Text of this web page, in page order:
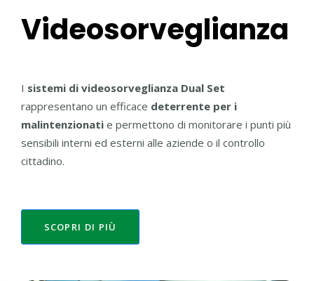
Videosorveglianza
I sistemi di videosorveglianza Dual Set
rappresentano un efficace deterrente per i
malintenzionati e permettono di monitorare i punti più
sensibili interni ed esterni alle aziende o il controllo
cittadino.
SCOPRI DI PIÙ